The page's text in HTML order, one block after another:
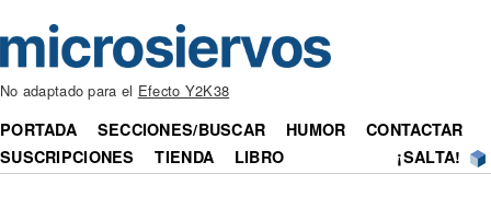
No adaptado para el Efecto Y2K38
PORTADA SECCIONES/BUSCAR HUMOR
CONTACTAR
SUSCRIPCIONES
TIENDA LIBRO ¡SALTA!